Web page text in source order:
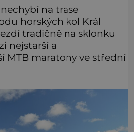
na trase
horských kol Král
tradičně na sklonku
nejstarší a
MTB maratony ve střední